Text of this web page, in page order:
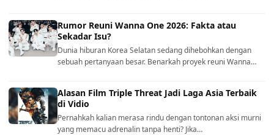
Rumor Reuni Wanna One 2026: Fakta atau
Sekadar Isu?
Dunia hiburan Korea Selatan sedang dihebohkan dengan
sebuah pertanyaan besar. Benarkah proyek reuni Wanna…
Alasan Film Triple Threat Jadi Laga Asia Terbaik
di Vidio
Pernahkah kalian merasa rindu dengan tontonan aksi murni
yang memacu adrenalin tanpa henti? Jika…